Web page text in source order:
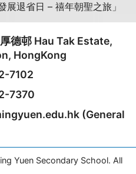
退省日 – 禧年朝聖之旅」
德邨 Hau Tak Estate,
HongKong
7102
7370
(General
Yuen Secondary School. All